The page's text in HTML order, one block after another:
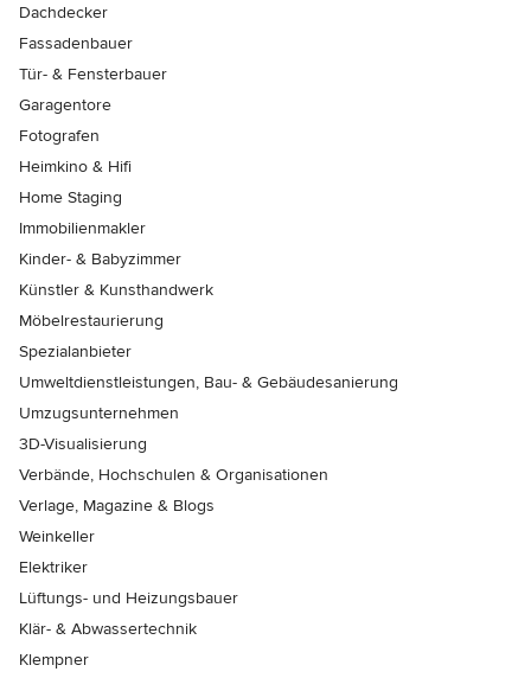
Dachdecker
Fassadenbauer
Tür- & Fensterbauer
Garagentore
Fotografen
Heimkino & Hifi
Home Staging
Immobilienmakler
Kinder- & Babyzimmer
Künstler & Kunsthandwerk
Möbelrestaurierung
Spezialanbieter
Umweltdienstleistungen, Bau- & Gebäudesanierung
Umzugsunternehmen
3D-Visualisierung
Verbände, Hochschulen & Organisationen
Verlage, Magazine & Blogs
Weinkeller
Elektriker
Lüftungs- und Heizungsbauer
Klär- & Abwassertechnik
Klempner